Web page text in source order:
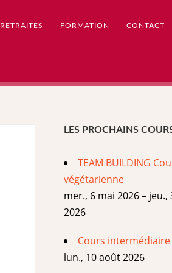
RETRAITES FORMATION CONTACT
LES PROCHAINS
TEAM BUILDING
végétarienne
mer., 6 mai 2026 –
2026
Cours intermédiaire
lun., 10 août 2026